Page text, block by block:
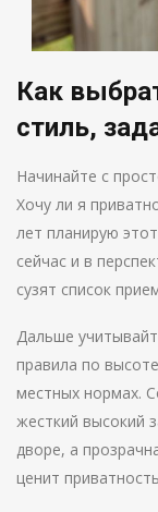
Как
стиль,
Начинайте с
Хочу ли я
лет планирую
сейчас и в
сузят список
Дальше
правила по
местных нормах.
жесткий высокий
дворе, а
ценит